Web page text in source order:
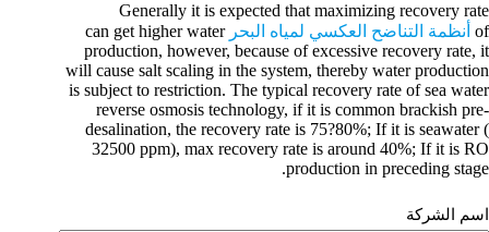
Generally it is expected that maximizing recovery rate
of أنظمة التناضح العكسي لمياه البحر can get higher water
production, however, because of excessive recovery rate, it
will cause salt scaling in the system, thereby water production
is subject to restriction. The typical recovery rate of sea water
reverse osmosis technology, if it is common brackish pre-
desalination, the recovery rate is 75?80%; If it is seawater (
32500 ppm), max recovery rate is around 40%; If it is RO
production in preceding stage.
اسم الشركة